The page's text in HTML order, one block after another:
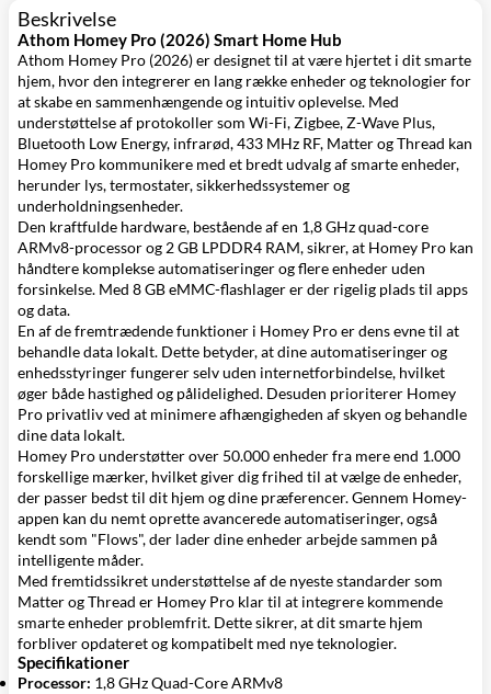
Beskrivelse
Athom Homey Pro (2026) Smart Home Hub
Athom Homey Pro (2026) er designet til at være hjertet i dit smarte
hjem, hvor den integrerer en lang række enheder og teknologier for
at skabe en sammenhængende og intuitiv oplevelse. Med
understøttelse af protokoller som Wi-Fi, Zigbee, Z-Wave Plus,
Bluetooth Low Energy, infrarød, 433 MHz RF, Matter og Thread kan
Homey Pro kommunikere med et bredt udvalg af smarte enheder,
herunder lys, termostater, sikkerhedssystemer og
underholdningsenheder.
Den kraftfulde hardware, bestående af en 1,8 GHz quad-core
ARMv8-processor og 2 GB LPDDR4 RAM, sikrer, at Homey Pro kan
håndtere komplekse automatiseringer og flere enheder uden
forsinkelse. Med 8 GB eMMC-flashlager er der rigelig plads til apps
og data.
En af de fremtrædende funktioner i Homey Pro er dens evne til at
behandle data lokalt. Dette betyder, at dine automatiseringer og
enhedsstyringer fungerer selv uden internetforbindelse, hvilket
øger både hastighed og pålidelighed. Desuden prioriterer Homey
Pro privatliv ved at minimere afhængigheden af skyen og behandle
dine data lokalt.
Homey Pro understøtter over 50.000 enheder fra mere end 1.000
forskellige mærker, hvilket giver dig frihed til at vælge de enheder,
der passer bedst til dit hjem og dine præferencer. Gennem Homey-
appen kan du nemt oprette avancerede automatiseringer, også
kendt som "Flows", der lader dine enheder arbejde sammen på
intelligente måder.
Med fremtidssikret understøttelse af de nyeste standarder som
Matter og Thread er Homey Pro klar til at integrere kommende
smarte enheder problemfrit. Dette sikrer, at dit smarte hjem
forbliver opdateret og kompatibelt med nye teknologier.
Specifikationer
Processor: 1,8 GHz Quad-Core ARMv8